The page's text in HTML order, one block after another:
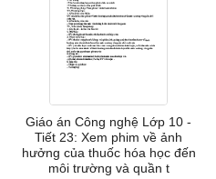
Giáo án Công nghệ Lớp 10 -
Tiết 23: Xem phim về ảnh
hưởng của thuốc hóa học đến
môi trường và quần t